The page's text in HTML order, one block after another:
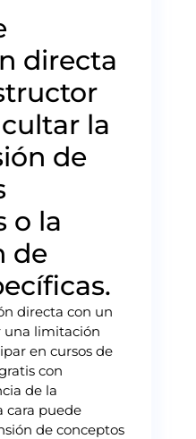
directa
la
de
o la
de
directa con un
una limitación
en cursos de
con
de la
cara puede
de conceptos